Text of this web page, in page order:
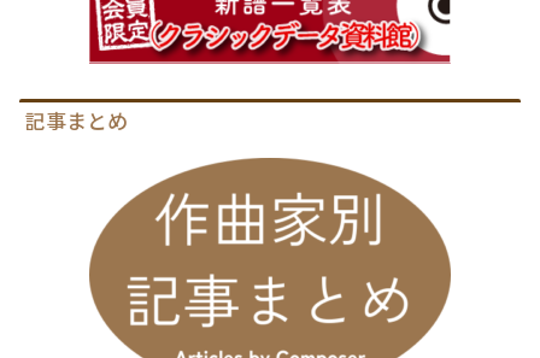
記事まとめ